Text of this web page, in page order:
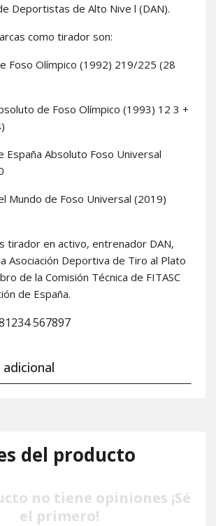
Deportistas de Alto Nive l (DAN).
como tirador son:
Foso Olímpico (1992) 219/225 (28
de Foso Olímpico (1993) 12 3 +
España Absoluto Foso Universal
Mundo de Foso Universal (2019)
tirador en activo, entrenador DAN,
Asociación Deportiva de Tiro al Plato
de la Comisión Técnica de FITASC
de España.
567897
del producto
no tiene opiniones ¡Sé
el primero!